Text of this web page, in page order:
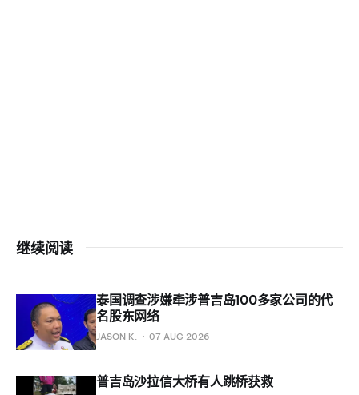
继续阅读
泰国调查涉嫌牵涉普吉岛100多家公司的代
名股东网络
JASON K. 07 AUG 2026
普吉岛沙拉信大桥有人跳桥获救